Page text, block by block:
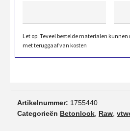
Let op: Teveel bestelde materialen
met teruggaaf van kosten
Artikelnummer: 1755440
Categorieën Betonlook, Raw,